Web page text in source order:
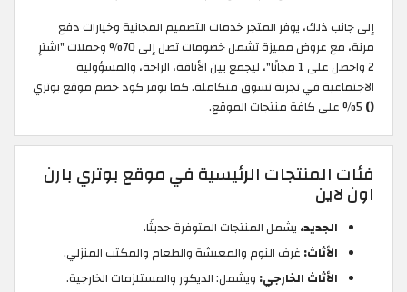
إلى جانب ذلك، يوفر المتجر خدمات التصميم المجانية وخيارات دفع
مرنة، مع عروض مميزة تشمل خصومات تصل إلى 70% وحملات "اشترِ
2 واحصل على 1 مجانًا"، ليجمع بين الأناقة، الراحة، والمسؤولية
الاجتماعية في تجربة تسوق متكاملة. كما يوفر كود خصم موقع بوتري
()
فئات المنتجات الرئيسية في موقع بوتري بارن
اون لاين
الجديد، يشمل المنتجات المتوفرة حديثًا.
الأثاث: غرف النوم والمعيشة والطعام والمكتب المنزلي.
الأثاث الخارجي: ويشمل: الديكور والمستلزمات الخارجية.